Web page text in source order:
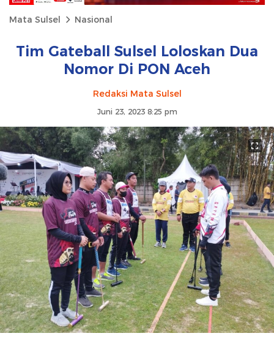
Mata Sulsel Nasional
Tim Gateball Sulsel Loloskan Dua
Nomor Di PON Aceh
Redaksi Mata Sulsel
Juni 23, 2023 8:25 pm